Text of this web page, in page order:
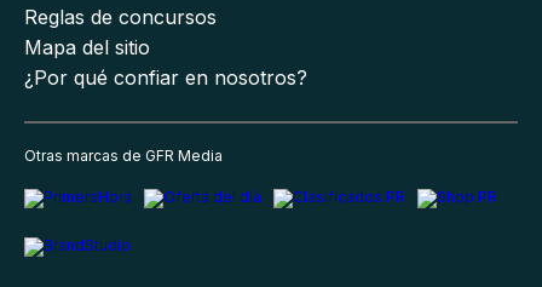
Reglas de concursos
Mapa del sitio
¿Por qué confiar en nosotros?
Otras marcas de GFR Media